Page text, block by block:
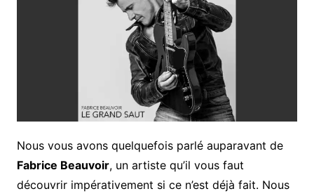
Nous vous avons quelquefois parlé auparavant de
Fabrice Beauvoir, un artiste qu’il vous faut
découvrir impérativement si ce n’est déjà fait. Nous